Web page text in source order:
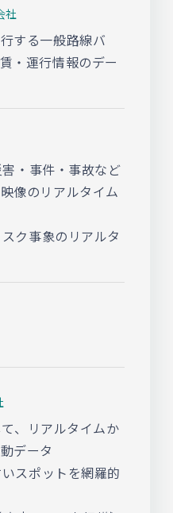
社
する一般路線バ
・運行情報のデー
・事件・事故など
像のリアルタイム
ク事象のリアルタ
、リアルタイムか
データ
スポットを網羅的